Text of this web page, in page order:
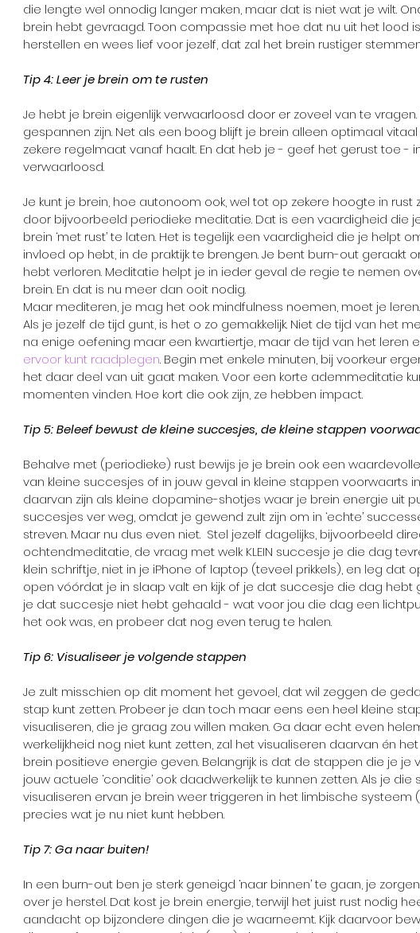
die lengte wel onnodig langer maken, maar dat is niet wat je wilt.
brein hebt gevraagd. Toon compassie met hoe dat nu uit het lood
herstellen en wees lief voor jezelf, dat zal het brein rustiger
Tip 4: Leer je brein om te rusten
Je hebt je brein eigenlijk verwaarloosd door er zoveel van te
gespannen zijn. Net als een boog blijft je brein alleen optimaal
zekere regelmaat vanaf haalt. En dat heb je - geef het gerust toe -
verwaarloosd.
Je kunt je brein, hoe autonoom ook, wel tot op zekere hoogte in
door bijvoorbeeld periodieke meditatie. Dat is een vaardigheid die
brein ‘met rust’ te laten. Het is tegelijk een vaardigheid die je helpt
invloed op hebt, in de praktijk te brengen. Je bent burn-out geraakt
hebt verloren. Meditatie helpt je in ieder geval de regie te nemen
brein. En dat is nu meer dan ooit nodig.
Maar mediteren, je mag het ook mindfulness noemen, moet je
Als je jezelf de tijd gunt, is het o zo gemakkelijk. Niet de tijd van het
na enige oefening maar een kwartiertje, maar de tijd van het leren
ervoor kunt raadplegen. Begin met enkele minuten, bij voorkeur
het daar deel van uit gaat maken. Voor een korte ademmeditatie
momenten vinden. Hoe kort die ook zijn, ze hebben impact.
Tip 5: Beleef bewust de kleine succesjes, de kleine stappen
Behalve met (periodieke) rust bewijs je je brein ook een
van kleine succesjes of in jouw geval in kleine stappen voorwaarts
daarvan zijn als kleine dopamine-shotjes waar je brein energie uit
succesjes ver weg, omdat je gewend zult zijn om in ‘echte’
streven. Maar nu dus even niet.  Stel jezelf dagelijks, bijvoorbeeld
ochtendmeditatie, de vraag met welk KLEIN succesje je die dag
klein schriftje, niet in je iPhone of laptop (teveel prikkels), en leg dat
open vóórdat je in slaap valt en kijk of je dat succesje die dag hebt
je dat succesje niet hebt gehaald - wat voor jou die dag een
het ook was, en probeer dat nog even terug te halen.
Tip 6: Visualiseer je volgende stappen
Je zult misschien op dit moment het gevoel, dat wil zeggen de
stap kunt zetten. Probeer je dan toch maar eens een heel kleine
visualiseren, die je graag zou willen maken. Ga daar echt even
werkelijkheid nog niet kunt zetten, zal het visualiseren daarvan én
brein positieve energie geven. Belangrijk is dat de stappen die je je
jouw actuele ‘conditie’ ook daadwerkelijk te kunnen zetten. Als je
visualiseren ervan je brein weer triggeren in het limbische
precies wat je nu niet kunt hebben.
Tip 7: Ga naar buiten!
In een burn-out ben je sterk geneigd ‘naar binnen’ te gaan, je
over je herstel. Dat kost je brein energie, terwijl het juist rust nodig
aandacht op bijzondere dingen die je waarneemt. Kijk daarvoor